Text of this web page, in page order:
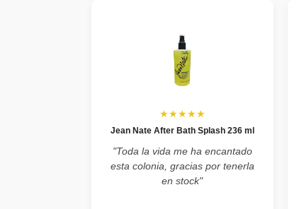
★★★★★
Jean Nate After Bath Splash 236 ml
"Toda la vida me ha encantado
esta colonia, gracias por tenerla
en stock"